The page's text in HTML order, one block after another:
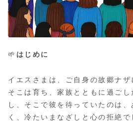
🌱 はじめに
イエスさまは、ご自身の故郷ナザ
そこは育ち、家族とともに過ご
し、そこで彼を待っていたのは
く、冷たいまなざしと心の拒絶で